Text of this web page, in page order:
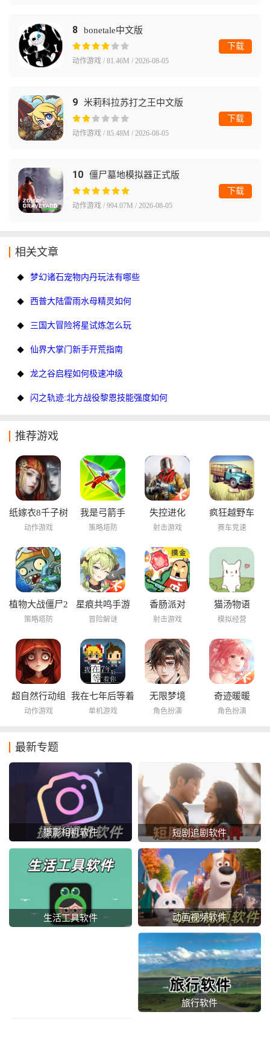
8 bonetale中文版
动作游戏 / 81.46M / 2026-08-05
下载
9 米莉科拉苏打之王中文版
动作游戏 / 85.48M / 2026-08-05
下载
10 僵尸墓地模拟器正式版
动作游戏 / 994.07M / 2026-08-05
下载
相关文章
梦幻诸石宠物内丹玩法有哪些
西普大陆雷雨水母精灵如何
三国大冒险将星试炼怎么玩
仙界大掌门新手开荒指南
龙之谷启程如何极速冲级
闪之轨迹:北方战役黎恩技能强度如何
推荐游戏
纸嫁衣8千子树
动作游戏
我是弓箭手
策略塔防
失控进化
射击游戏
疯狂越野车
赛车竞速
植物大战僵尸2
海底世界
策略塔防
星痕共鸣手游
冒险解谜
香肠派对
射击游戏
猫汤物语
模拟经营
超自然行动组
动作游戏
我在七年后等着
你
单机游戏
无限梦境
角色扮演
奇迹暖暖
角色扮演
最新专题
摄影相机软件 短剧追剧软件
生活工具软件 动画视频软件
旅行软件